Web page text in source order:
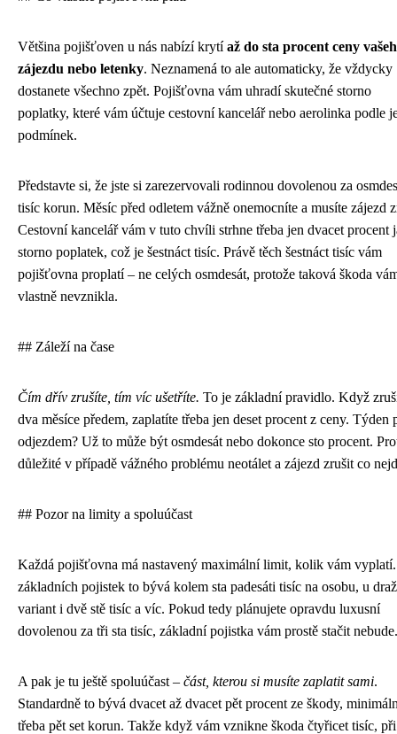
Většina pojišťoven u nás nabízí krytíaž do sta procent ceny
zájezdu nebo letenky. Neznamená to ale automaticky, že vždycky
dostanete všechno zpět. Pojišťovna vám uhradí skutečné storno
poplatky, které vám účtuje cestovní kancelář nebo aerolinka podle
podmínek.
Představte si, že jste si zarezervovali rodinnou dovolenou za
tisíc korun. Měsíc před odletem vážně onemocníte a musíte zájezd
Cestovní kancelář vám v tuto chvíli strhne třeba jen dvacet procent
storno poplatek, což je šestnáct tisíc. Právě těch šestnáct tisíc vám
pojišťovna proplatí – ne celých osmdesát, protože taková škoda
vlastně nevznikla.
## Záleží na čase
Čím dřív zrušíte, tím víc ušetříte. To je základní pravidlo. Když
dva měsíce předem, zaplatíte třeba jen deset procent z ceny. Týden
odjezdem? Už to může být osmdesát nebo dokonce sto procent.
důležité v případě vážného problému neotálet a zájezd zrušit co
## Pozor na limity a spoluúčast
Každá pojišťovna má nastavený maximální limit, kolik vám
základních pojistek to bývá kolem sta padesáti tisíc na osobu, u
variant i dvě stě tisíc a víc. Pokud tedy plánujete opravdu luxusní
dovolenou za tři sta tisíc, základní pojistka vám prostě stačit nebude.
A pak je tu ještě spoluúčast – část, kterou si musíte zaplatit sami.
Standardně to bývá dvacet až dvacet pět procent ze škody,
třeba pět set korun. Takže když vám vznikne škoda čtyřicet tisíc, při